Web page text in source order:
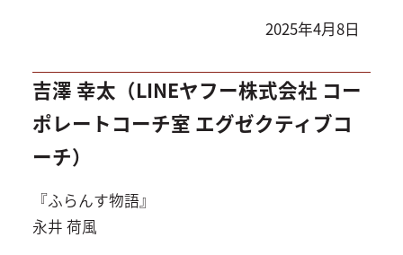
2025年4月8日
吉澤 幸太（LINEヤフー株式会社 コー
ポレートコーチ室 エグゼクティブコ
ーチ）
『ふらんす物語』
永井 荷風